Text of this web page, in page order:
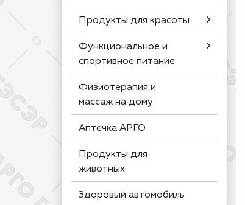
Продукты для красоты
Функциональное и
спортивное питание
Физиотерапия и
массаж на дому
Аптечка АРГО
Продукты для
животных
Здоровый автомобиль